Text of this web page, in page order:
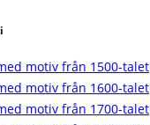
motiv från 1500-talet
motiv från 1600-talet
motiv från 1700-talet